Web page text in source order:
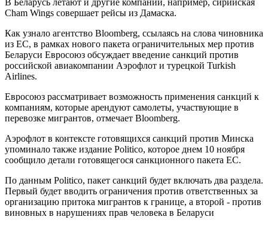
В Беларусь летают и другие компании, например, сирийская
Cham Wings совершает рейсы из Дамаска.
Как узнало агентство Bloomberg, ссылаясь на слова чиновника
из ЕС, в рамках нового пакета ограничительных мер против
Беларуси Евросоюз обсуждает введение санкций против
российской авиакомпании Аэрофлот и турецкой Turkish
Airlines.
Евросоюз рассматривает возможность применения санкций к
компаниям, которые арендуют самолеты, участвующие в
перевозке мигрантов, отмечает Bloomberg.
Аэрофлот в контексте готовящихся санкций против Минска
упоминало также издание Politico, которое днем 10 ноября
сообщило детали готовящегося санкционного пакета ЕС.
По данным Politico, пакет санкций будет включать два раздела.
Первый будет вводить ограничения против ответственных за
организацию притока мигрантов к границе, а второй - против
виновных в нарушениях прав человека в Беларуси